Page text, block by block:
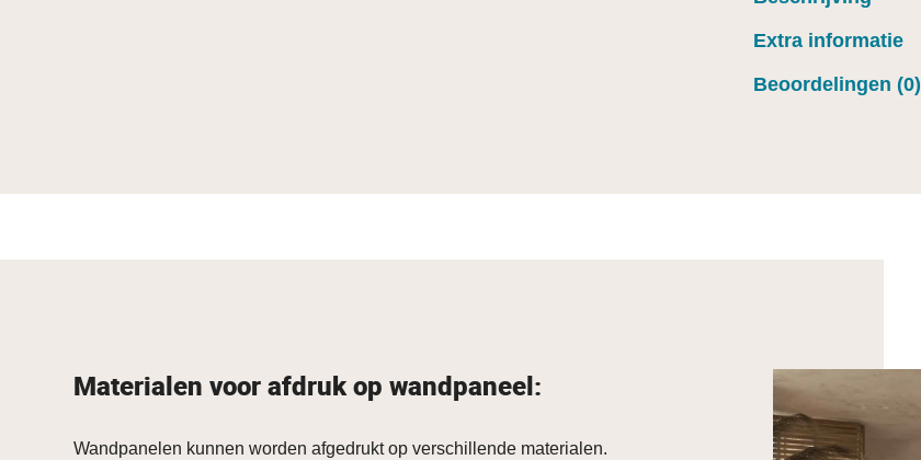
Extra informatie
Beoordelingen (0)
Materialen voor afdruk op wandpaneel:
Wandpanelen kunnen worden afgedrukt op verschillende materialen.